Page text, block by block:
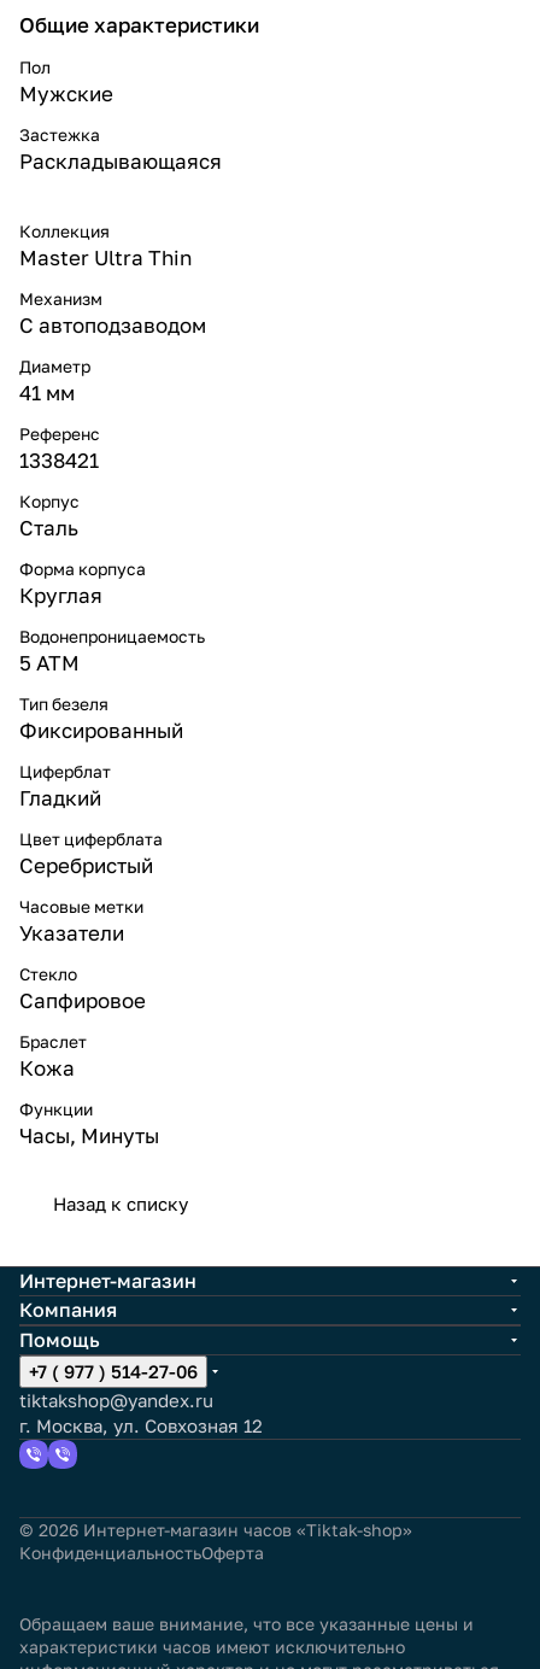
Общие характеристики
Пол
Мужские
Застежка
Раскладывающаяся
Коллекция
Master Ultra Thin
Механизм
С автоподзаводом
Диаметр
41 мм
Референс
1338421
Корпус
Сталь
Форма корпуса
Круглая
Водонепроницаемость
5 ATM
Тип безеля
Фиксированный
Циферблат
Гладкий
Цвет циферблата
Серебристый
Часовые метки
Указатели
Стекло
Сапфировое
Браслет
Кожа
Функции
Часы, Минуты
Назад к списку
Интернет-магазин
Компания
Помощь
+7 ( 977 ) 514-27-06
tiktakshop@yandex.ru
г. Москва, ул. Совхозная 12
© 2026 Интернет-магазин часов «Tiktak-shop»
КонфиденциальностьОферта
Обращаем ваше внимание, что все указанные цены и
характеристики часов имеют исключительно